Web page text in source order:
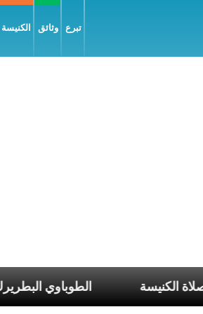
وثائق تبرع